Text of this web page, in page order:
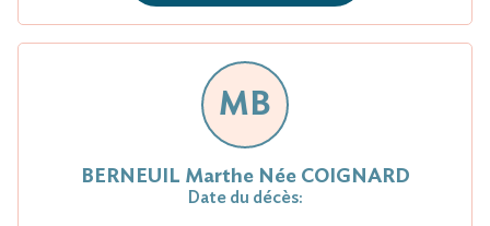
MB
BERNEUIL Marthe Née COIGNARD
Date du décès: